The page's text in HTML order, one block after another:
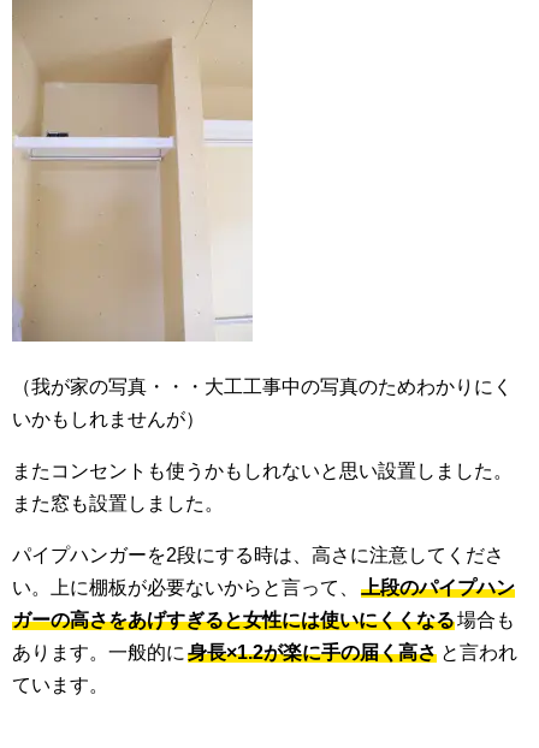
（我が家の写真・・・大工工事中の写真のためわかりにく
いかもしれませんが）
またコンセントも使うかもしれないと思い設置しました。
また窓も設置しました。
パイプハンガーを2段にする時は、高さに注意してくださ
い。上に棚板が必要ないからと言って、
上段のパイプハン
ガーの高さをあげすぎると女性には使いにくくなる場合も
あります。一般的に 身長×1.2が楽に手の届く高さ と言われ
ています。